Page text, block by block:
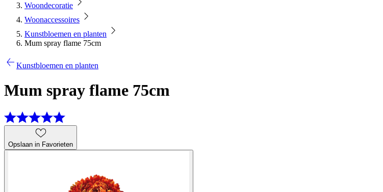
Woondecoratie
Woonaccessoires
Kunstbloemen en planten
Mum spray flame 75cm
Kunstbloemen en planten
Mum spray flame 75cm
Opslaan in Favorieten